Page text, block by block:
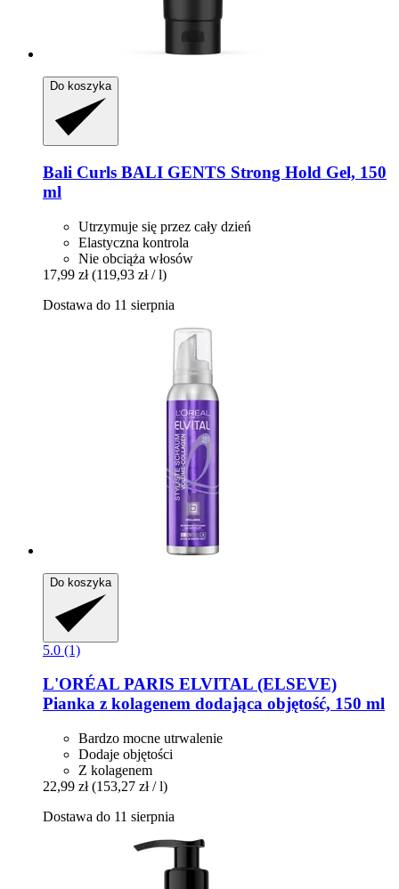
Do koszyka
Bali Curls BALI GENTS Strong Hold Gel, 150
ml
Utrzymuje się przez cały dzień
Elastyczna kontrola
Nie obciąża włosów
17,99 zł (119,93 zł / l)
Dostawa do 11 sierpnia
Do koszyka
5.0 (1)
L'ORÉAL PARIS ELVITAL (ELSEVE)
Pianka z kolagenem dodająca objętość, 150 ml
Bardzo mocne utrwalenie
Dodaje objętości
Z kolagenem
22,99 zł (153,27 zł / l)
Dostawa do 11 sierpnia